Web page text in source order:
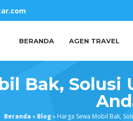
BERANDA AGEN TRAVEL
Bak,
Beranda » Blog» Harga Sewa Mobil Bak,